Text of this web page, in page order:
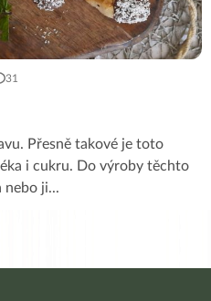
31
Přesně takové je toto
i cukru. Do výroby těchto
nebo ji...